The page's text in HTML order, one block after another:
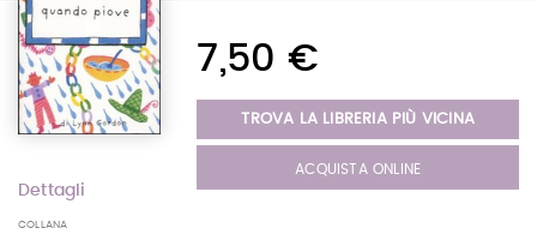
Dettagli
COLLANA
7,50 €
TROVA LA LIBRERIA PIÙ VICINA
ACQUISTA ONLINE